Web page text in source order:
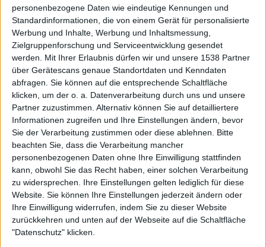
personenbezogene Daten wie eindeutige Kennungen und
Standardinformationen, die von einem Gerät für personalisierte
Werbung und Inhalte, Werbung und Inhaltsmessung,
Zielgruppenforschung und Serviceentwicklung gesendet
werden.
Mit Ihrer Erlaubnis dürfen wir und unsere 1538 Partner
über Gerätescans genaue Standortdaten und Kenndaten
abfragen. Sie können auf die entsprechende Schaltfläche
klicken, um der o. a. Datenverarbeitung durch uns und unsere
Partner zuzustimmen. Alternativ können Sie auf detailliertere
Informationen zugreifen und Ihre Einstellungen ändern, bevor
Sie der Verarbeitung zustimmen oder diese ablehnen.
Bitte
beachten Sie, dass die Verarbeitung mancher
personenbezogenen Daten ohne Ihre Einwilligung stattfinden
kann, obwohl Sie das Recht haben, einer solchen Verarbeitung
zu widersprechen. Ihre Einstellungen gelten lediglich für diese
Website. Sie können Ihre Einstellungen jederzeit ändern oder
Ihre Einwilligung widerrufen, indem Sie zu dieser Website
zurückkehren und unten auf der Webseite auf die Schaltfläche
"Datenschutz" klicken.
Fotos: Cynthia Theisinger
Text: Mirco Wenzel
Zur Startseite
25.04.2018
Michael
Redakteur für Prog, Death, Grind,
Industrial, Rock und albernen
Blödsinn.
Newsletter abonnieren